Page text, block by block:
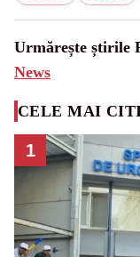
Urmărește știrile
News
CELE MAI
1